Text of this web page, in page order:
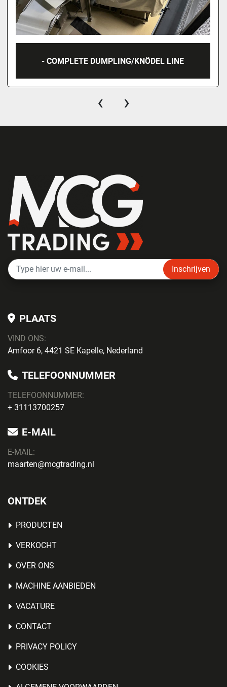
- COMPLETE DUMPLING/KNÖDEL LINE
‹ ›
Inschrijven
PLAATS
VIND ONS:
Amfoor 6, 4421 SE Kapelle, Nederland
TELEFOONNUMMER
TELEFOONNUMMER:
+ 31113700257
E-MAIL
E-MAIL:
maarten@mcgtrading.nl
ONTDEK
PRODUCTEN
VERKOCHT
OVER ONS
MACHINE AANBIEDEN
VACATURE
CONTACT
PRIVACY POLICY
COOKIES